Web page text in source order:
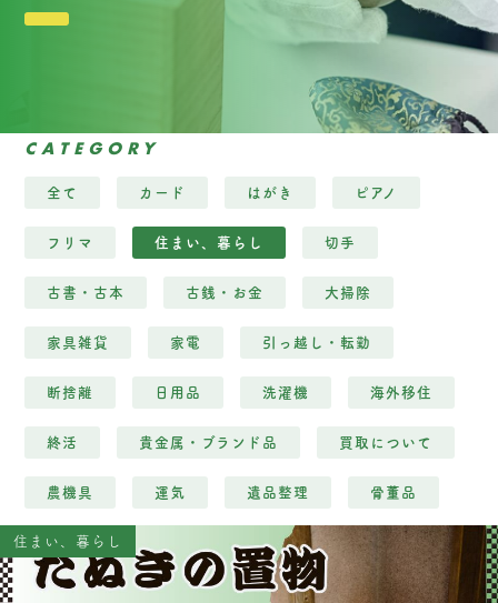
CATEGORY
全て カード はがき ピアノ
フリマ 住まい、暮らし 切手
古書・古本 古銭・お金 大掃除
家具雑貨 家電 引っ越し・転勤
断捨離 日用品 洗濯機 海外移住
終活 貴金属・ブランド品 買取について
農機具 運気 遺品整理 骨董品
住まい、暮らし